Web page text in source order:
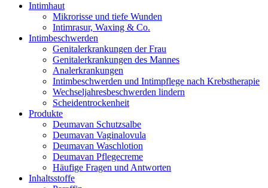
Intimhaut
Mikrorisse und tiefe Wunden
Intimrasur, Waxing & Co.
Intimbeschwerden
Genitalerkrankungen der Frau
Genitalerkrankungen des Mannes
Analerkrankungen
Intimbeschwerden und Intimpflege nach Krebstherapie
Wechseljahresbeschwerden lindern
Scheidentrockenheit
Produkte
Deumavan Schutzsalbe
Deumavan Vaginalovula
Deumavan Waschlotion
Deumavan Pflegecreme
Häufige Fragen und Antworten
Inhaltsstoffe